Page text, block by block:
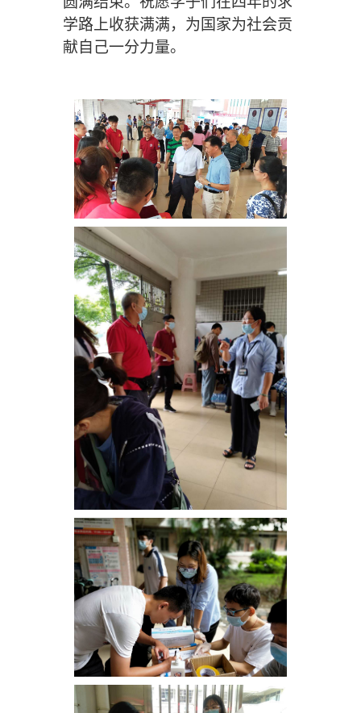
学路上收获满满，为国家为社会贡
献自己一分力量。